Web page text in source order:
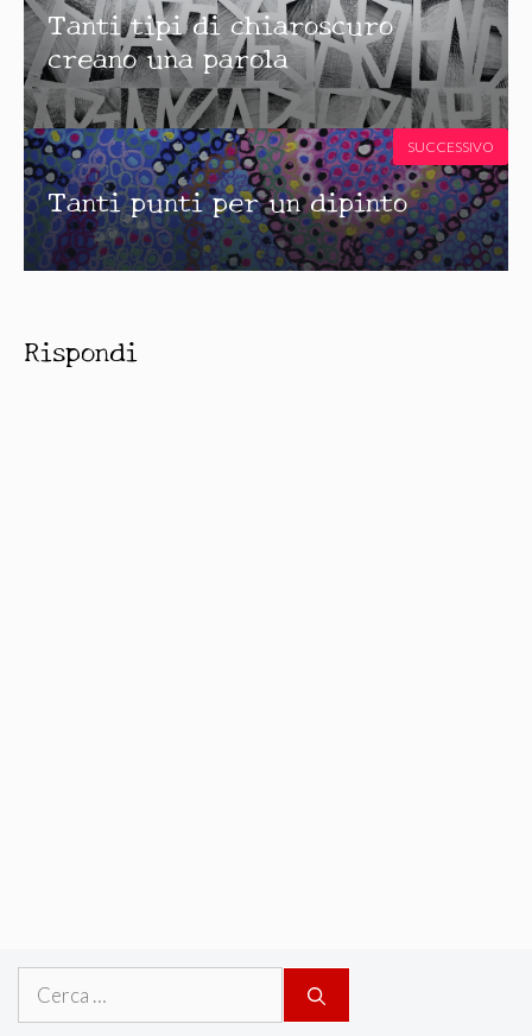
Tanti tipi di chiaroscuro
creano una parola
Tanti punti per un dipinto
SUCCESSIVO
Rispondi
per: